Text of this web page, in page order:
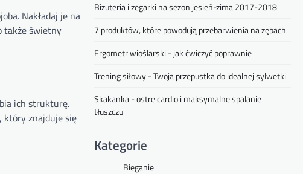
Nakładaj je na
także świetny
ich strukturę.
który znajduje się
Bizuteria i zegarki na sezon jesień-zima 2017-2018
7 produktów, które powodują przebarwienia na zębach
Ergometr wioślarski - jak ćwiczyć poprawnie
Trening siłowy - Twoja przepustka do idealnej sylwetki
Skakanka - ostre cardio i maksymalne spalanie
tłuszczu
Kategorie
Bieganie